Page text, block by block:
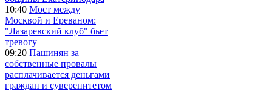
10:40 Мост между
Москвой и Ереваном:
"Лазаревский клуб" бьет
тревогу
09:20 Пашинян за
собственные провалы
расплачивается деньгами
граждан и суверенитетом